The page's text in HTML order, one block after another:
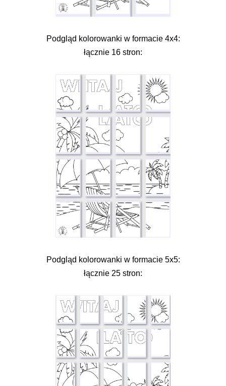
Podgląd kolorowanki w formacie 4x4:
łącznie 16 stron:
Podgląd kolorowanki w formacie 5x5:
łącznie 25 stron: